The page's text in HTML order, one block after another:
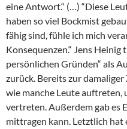
eine Antwort.“ (…) “Diese
haben so viel Bockmist
fähig sind, fühle ich mich
Konsequenzen.“ Jens
persönlichen Gründen“ als
zurück. Bereits zur
wie manche Leute auftreten,
vertreten. Außerdem gab es
mittragen kann. Letztlich hat